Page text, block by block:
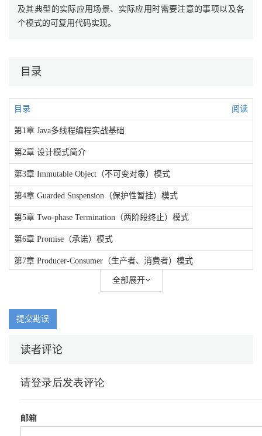
及其典型的实际应用场景、实际应用时需要注意的事项以及各
个模式的可复用代码实现。
目录
目录 阅读
第1章 Java多线程编程实战基础
第2章 设计模式简介
第3章 Immutable Object（不可变对象）模式
第4章 Guarded Suspension（保护性暂挂）模式
第5章 Two-phase Termination（两阶段终止）模式
第6章 Promise（承诺）模式
第7章 Producer-Consumer（生产者、消费者）模式
第8章 Active Object（主动对象）模式
第11章 Serial Thread Confinement（串行线程封闭）模式
第14章 Half-sync、Half-async（半同步、半异步）模式
全部展开
提交勘误
读者评论